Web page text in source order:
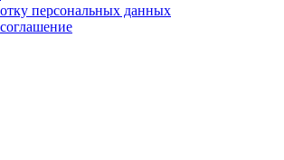
персональных данных